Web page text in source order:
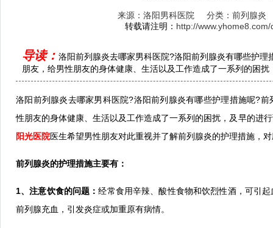
来源：洛阳男科医院
分类：前列腺炎
转载请注明： http://
导读： 洛阳前列腺炎去哪家男科医院?洛阳前列腺炎有哪些护
朋友，给男性朋友的身体健康、生活以及工作造成了一系列的困扰
洛阳前列腺炎去哪家男科医院?洛阳前列腺炎有哪些护理措施呢?
性朋友的身体健康、生活以及工作造成了一系列的困扰，及早的进
阳光医院医生希望男性朋友对此重视并了解前列腺炎的护理措施，
前列腺炎的护理措施主要有：
1、注意饮食的问题：经常食用辛辣、酸性食物和饮烈性酒，可引
前列腺充血，引发炎症或加重原有病情。